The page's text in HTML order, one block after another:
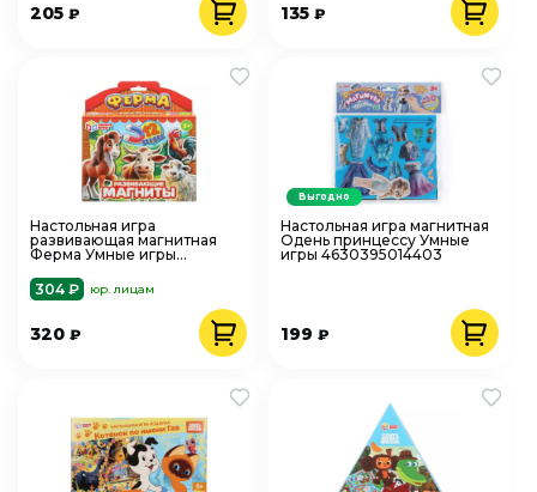
205 ₽ 135₽
Настольная игра
развивающая магнитная
Ферма Умные игры
304 ₽
юр. лицам
320 ₽
Настольная игра магнитная
Одень принцессу Умные
игры 4630395014403
199₽
Выгодно